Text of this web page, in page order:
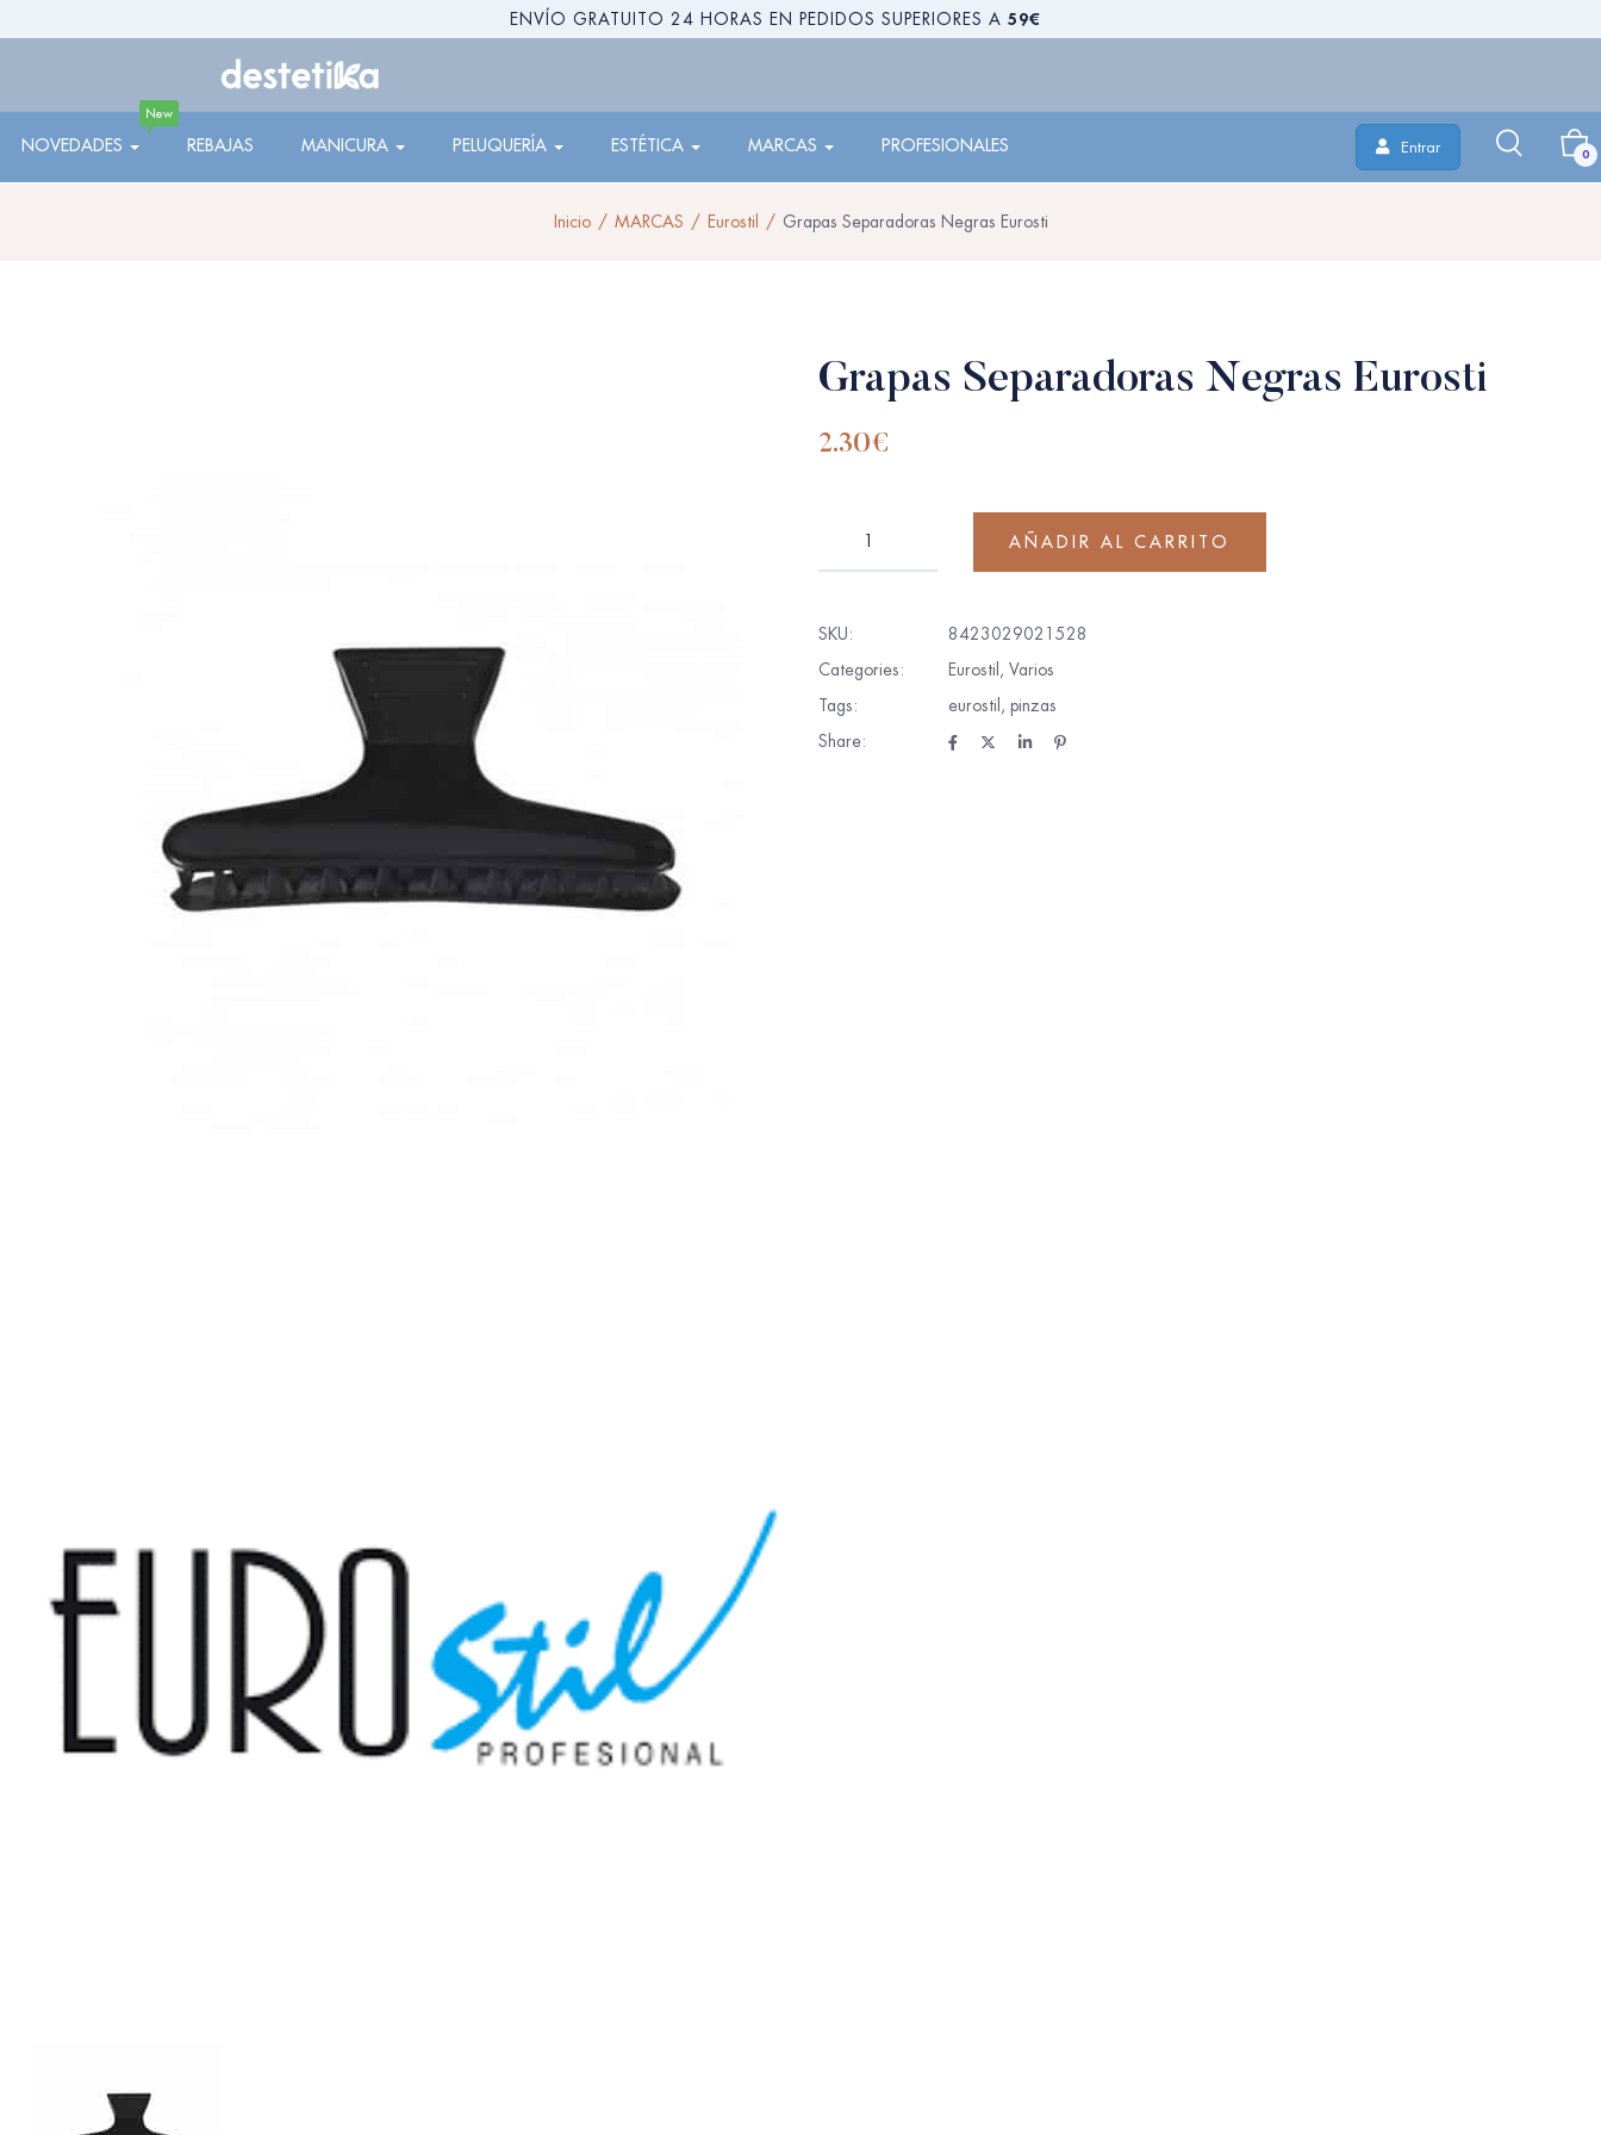
ENVÍO GRATUITO 24 HORAS EN PEDIDOS SUPERIORES A 59€
NOVEDADES
New
REBAJAS MANICURA PELUQUERÍA ESTÉTICA MARCAS PROFESIONALES Entrar 0
Inicio MARCAS Eurostil Grapas Separadoras Negras Eurosti
Grapas Separadoras Negras Eurosti
2.30€
AÑADIR AL CARRITO
SKU:
8423029021528
Categories:
Eurostil , Varios
Tags:
eurostil , pinzas
Share: